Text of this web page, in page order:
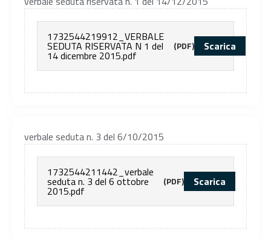
1732544219912_VERBALE
SEDUTA RISERVATA N 1 del
14 dicembre 2015.pdf
(PDF) Scarica
verbale seduta n. 3 del 6/10/2015
1732544211442_verbale
seduta n. 3 del 6 ottobre
2015.pdf
(PDF) Scarica